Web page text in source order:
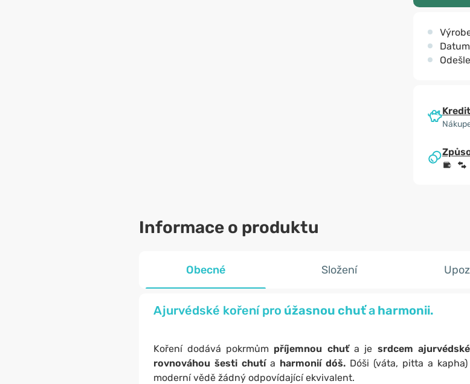
Kredit
Informace o produktu
Obecné Složení
Ajurvédské koření pro úžasnou chuťaharmonii.
Koření dodává pokrmům příjemnou chuť a je srdcem
rovnováhou šesti chutía harmonií dóš.Dóši (váta, pitta a
moderní vědě žádný odpovídající ekvivalent.